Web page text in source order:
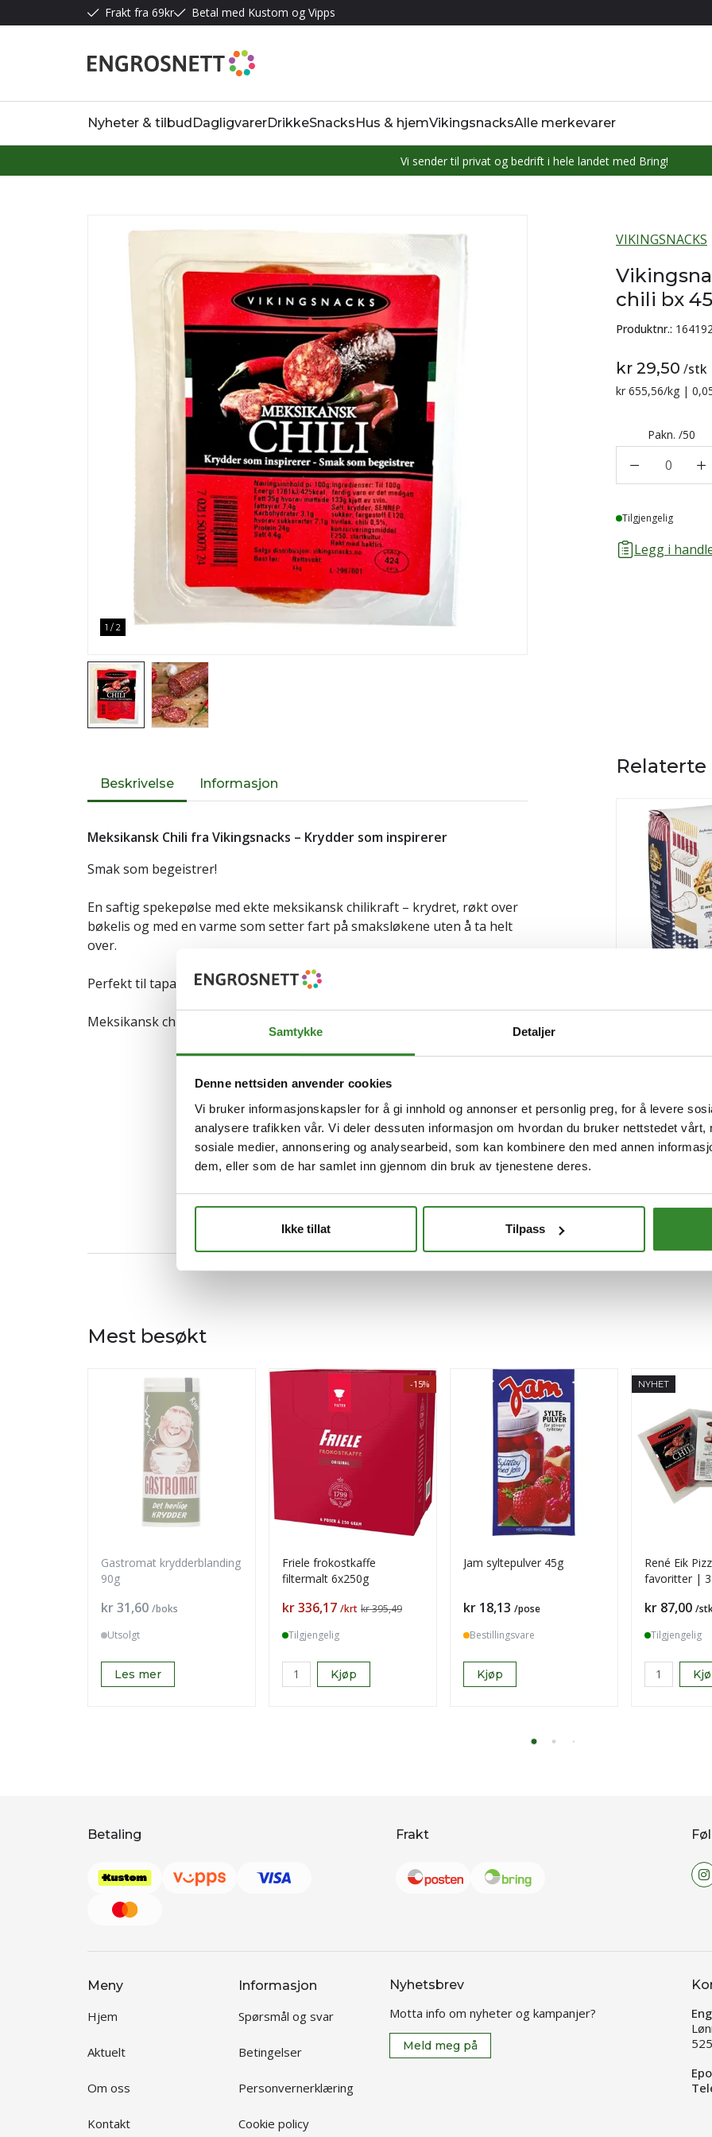
Samtykke Detaljer
Denne nettsiden anvender cookies
Vi bruker informasjonskapsler for å gi innhold og annonser et personlig preg, for å levere
analysere trafikken vår. Vi deler dessuten informasjon om hvordan du bruker nettstedet vårt,
sosiale medier, annonsering og analysearbeid, som kan kombinere den med annen
dem, eller som de har samlet inn gjennom din bruk av tjenestene deres.
Ikke tillat Tilpass
Frakt fra 69kr Betal med Kustom og Vipps
Nyheter & tilbudDagligvarerDrikkeSnacksHus & hjemVikingsnacksAlle merkevarer
Vi sender til privat og bedrift i hele landet med Bring!
1 / 2
VIKINGSNACKS
chili bx
Produktnr.:
kr 29,50 /stk
Sammenligning
kr 655,56/kg |
Pakn. /50
0
Lager
Tilgjengelig
Legg i
Beskrivelse Informasjon
Meksikansk Chili fra Vikingsnacks – Krydder som inspirerer
Smak som begeistrer!
En saftig spekepølse med ekte meksikansk chilikraft – krydret, røkt over
bøkelis og med en varme som setter fart på smaksløkene uten å ta helt
over.
Perfekt til tapasbordet, snacksbrettet eller rett på pizzaen.
Meksikansk chili | Røkt med bøklis | 24g protein per 100g | 1kg
Kjøp
Mest besøkt
Gastromat krydderblanding
90g
Pris
kr 31,60 /boks
Utsolgt
Les mer
-15%
Friele frokostkaffe
filtermalt 6x250g
Pris
kr 336,17 /krt kr 395,49
Tilgjengelig
Kjøp
Jam syltepulver 45g
Pris
kr 18,13 /pose
Bestillingsvare
Kjøp
NYHET
René Eik
favoritter | 3
Pris
kr 87,00 /
Tilgjengelig
Betaling Frakt
Meny
Hjem
Aktuelt
Om oss
Kontakt
Informasjon
Spørsmål og svar
Betingelser
Personvernerklæring
Cookie policy
Nyhetsbrev
Motta info om nyheter og kampanjer?
Meld meg på